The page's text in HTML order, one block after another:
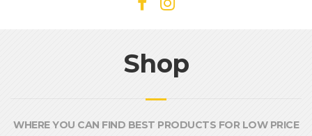
Shop
WHERE YOU CAN FIND BEST PRODUCTS FOR LOW PRICE